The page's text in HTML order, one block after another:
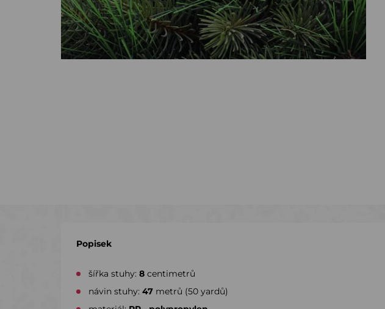
Popisek
šířka stuhy: 8 centimetrů
návin stuhy: 47 metrů (50 yardů)